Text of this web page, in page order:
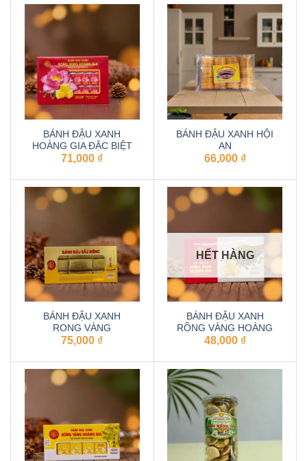
BÁNH ĐẬU XANH
HOÀNG GIA ĐẶC BIỆT
71,000 ₫
BÁNH ĐẬU XANH HỘI
AN
66,000 ₫
BÁNH ĐẬU XANH
RONG VÀNG
75,000 ₫
HẾT HÀNG
BÁNH ĐẬU XANH
RỒNG VÀNG HOÀNG
GIA
48,000 ₫